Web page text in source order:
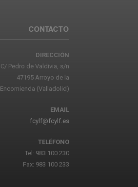
CONTACTO
DIRECCIÓN
C/ Pedro de Valdivia, s/n
47195 Arroyo de la
Encomienda (Valladolid)
EMAIL
fcylf@fcylf.es
TELÉFONO
Tel: 983 100 230
Fax: 983 100 233